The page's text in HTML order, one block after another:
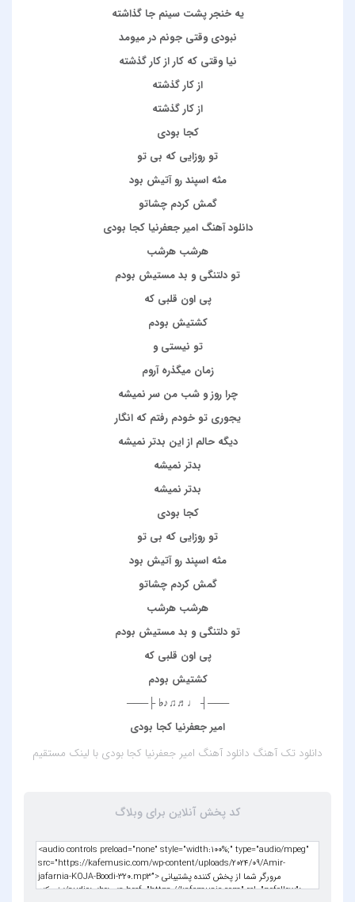
يه خنجر پشت سينم جا گذاشته
نبودي وقتي جونم در ميومد
نيا وقتي كه كار از كار گذشته
از کار گذشته
از کار گذشته
كجا بودي
تو روزايي كه بي تو
مثه اسپند رو آتيش بود
گمش كردم چشاتو
دانلود آهنگ امیر جعفرنیا کجا بودی
هرشب هرشب
تو دلتنگي و بد مستيش بودم
پي اون قلبي كه
كشتيش بودم
تو نيستي و
زمان ميگذره آروم
چرا روز و شب من سر نميشه
يجوري تو خودم رفتم كه انگار
ديگه حالم از اين بدتر نميشه
بدتر نمیشه
بدتر نمیشه
كجا بودي
تو روزايي كه بي تو
مثه اسپند رو آتيش بود
گمش كردم چشاتو
هرشب هرشب
تو دلتنگي و بد مستيش بودم
پي اون قلبي كه
كشتيش بودم
───┤ ♩♬♫♪♭ ├───
امیر جعفرنیا کجا بودی
دانلود تک آهنگدانلود آهنگ امیر جعفرنیا کجا بودیبا لینک مستقیم
کد پخش آنلاین برای وبلاگ